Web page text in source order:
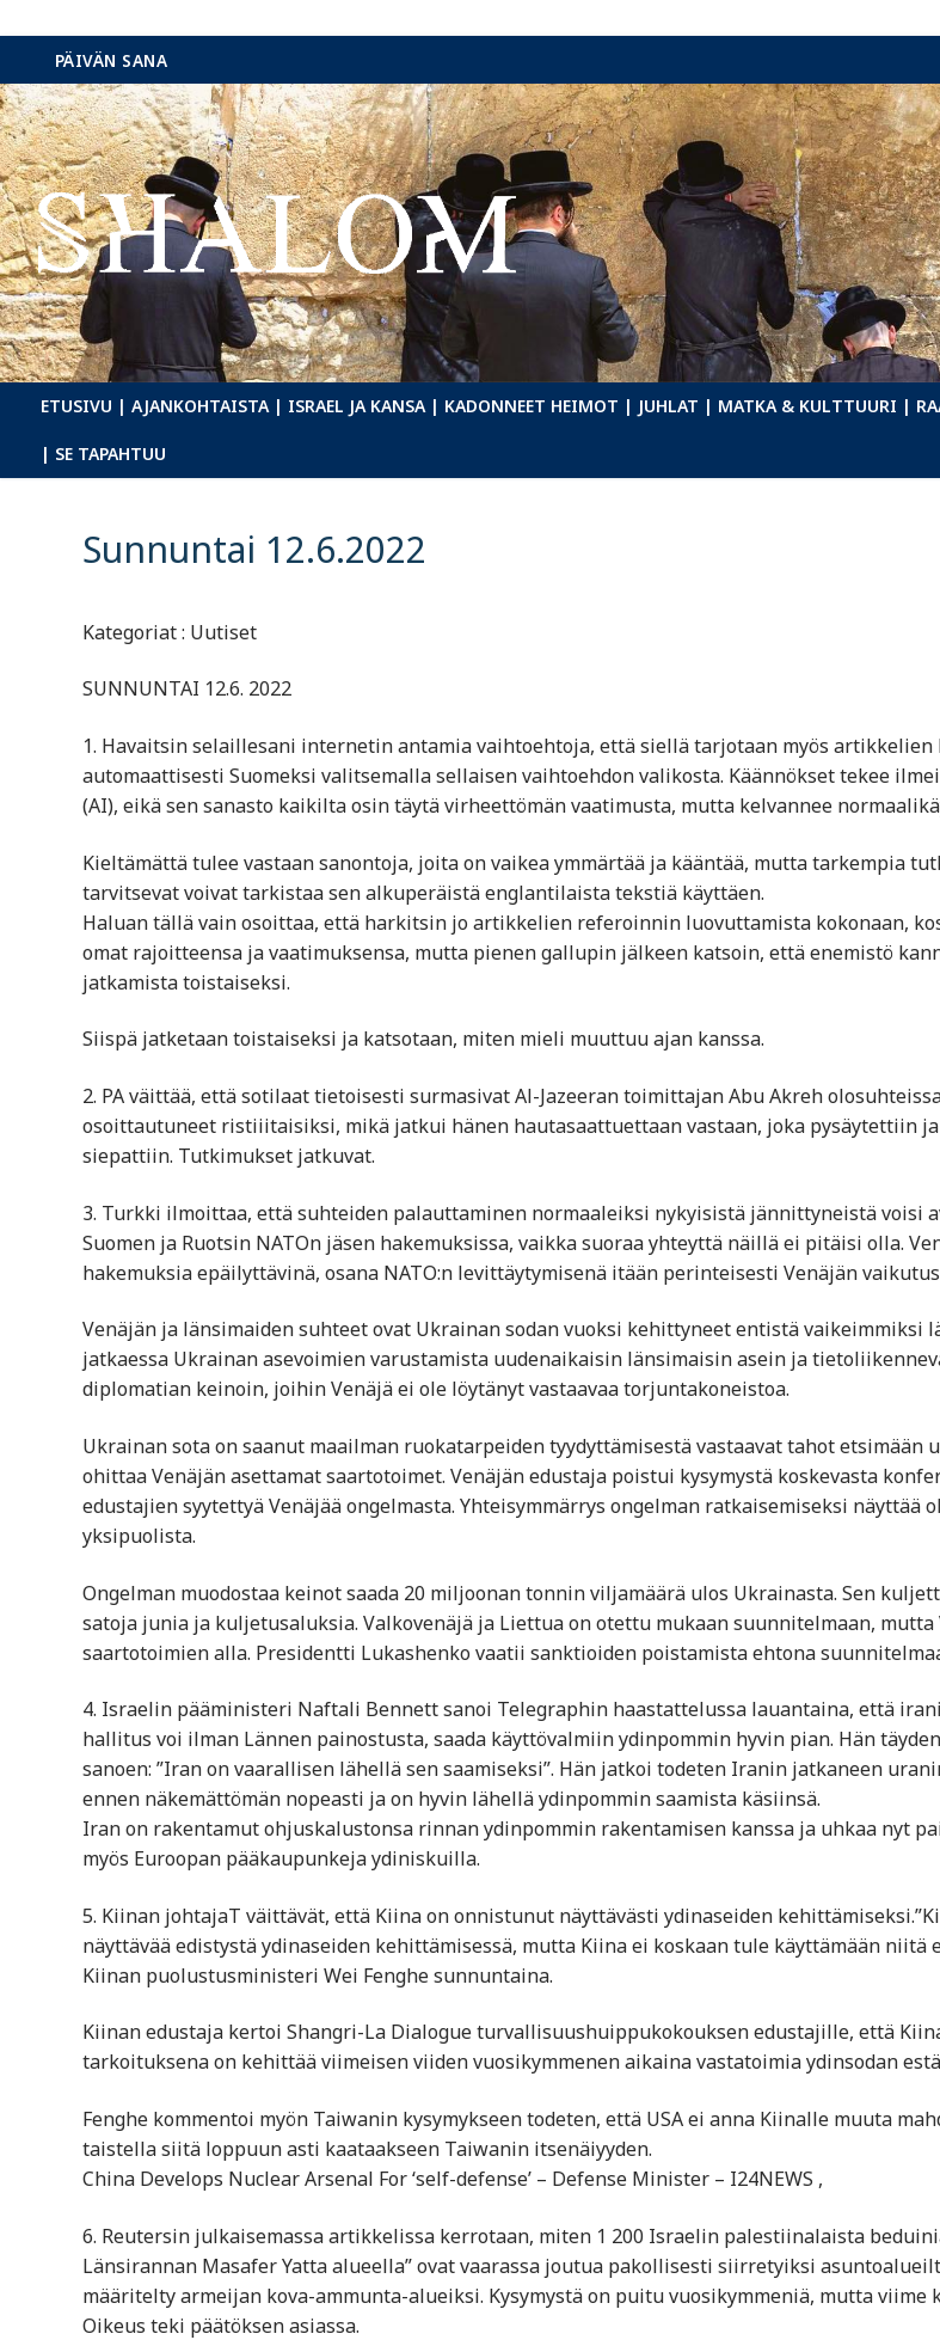
Hyppää
sisältöön
PÄIVÄN SANA
ETUSIVU | AJANKOHTAISTA | ISRAEL JA KANSA | KADONNEET HEIMOT | JUHLAT | MATKA & KULTTUURI |
| SE TAPAHTUU
Sunnuntai 12.6.2022
Kategoriat : Uutiset
SUNNUNTAI 12.6. 2022
1. Havaitsin selaillesani internetin antamia vaihtoehtoja, että siellä tarjotaan myös artikkelien
automaattisesti Suomeksi valitsemalla sellaisen vaihtoehdon valikosta. Käännökset tekee
(AI), eikä sen sanasto kaikilta osin täytä virheettömän vaatimusta, mutta kelvannee
Kieltämättä tulee vastaan sanontoja, joita on vaikea ymmärtää ja kääntää, mutta tarkempia
tarvitsevat voivat tarkistaa sen alkuperäistä englantilaista tekstiä käyttäen.
Haluan tällä vain osoittaa, että harkitsin jo artikkelien referoinnin luovuttamista kokonaan,
omat rajoitteensa ja vaatimuksensa, mutta pienen gallupin jälkeen katsoin, että enemistö
jatkamista toistaiseksi.
Siispä jatketaan toistaiseksi ja katsotaan, miten mieli muuttuu ajan kanssa.
2. PA väittää, että sotilaat tietoisesti surmasivat Al-Jazeeran toimittajan Abu Akreh
osoittautuneet ristiiitaisiksi, mikä jatkui hänen hautasaattuettaan vastaan, joka pysäytettiin
siepattiin. Tutkimukset jatkuvat.
3. Turkki ilmoittaa, että suhteiden palauttaminen normaaleiksi nykyisistä jännittyneistä voisi
Suomen ja Ruotsin NATOn jäsen hakemuksissa, vaikka suoraa yhteyttä näillä ei pitäisi olla.
hakemuksia epäilyttävinä, osana NATO:n levittäytymisenä itään perinteisesti Venäjän
Venäjän ja länsimaiden suhteet ovat Ukrainan sodan vuoksi kehittyneet entistä vaikeimmiksi
jatkaessa Ukrainan asevoimien varustamista uudenaikaisin länsimaisin asein ja
diplomatian keinoin, joihin Venäjä ei ole löytänyt vastaavaa torjuntakoneistoa.
Ukrainan sota on saanut maailman ruokatarpeiden tyydyttämisestä vastaavat tahot etsimään
ohittaa Venäjän asettamat saartotoimet. Venäjän edustaja poistui kysymystä koskevasta
edustajien syytettyä Venäjää ongelmasta. Yhteisymmärrys ongelman ratkaisemiseksi näyttää
yksipuolista.
Ongelman muodostaa keinot saada 20 miljoonan tonnin viljamäärä ulos Ukrainasta. Sen
satoja junia ja kuljetusaluksia. Valkovenäjä ja Liettua on otettu mukaan suunnitelmaan, mutta
saartotoimien alla. Presidentti Lukashenko vaatii sanktioiden poistamista ehtona
4. Israelin pääministeri Naftali Bennett sanoi Telegraphin haastattelussa lauantaina, että
hallitus voi ilman Lännen painostusta, saada käyttövalmiin ydinpommin hyvin pian. Hän
sanoen: ”Iran on vaarallisen lähellä sen saamiseksi”. Hän jatkoi todeten Iranin jatkaneen
ennen näkemättömän nopeasti ja on hyvin lähellä ydinpommin saamista käsiinsä.
Iran on rakentamut ohjuskalustonsa rinnan ydinpommin rakentamisen kanssa ja uhkaa nyt
myös Euroopan pääkaupunkeja ydiniskuilla.
5. Kiinan johtajaT väittävät, että Kiina on onnistunut näyttävästi ydinaseiden
näyttävää edistystä ydinaseiden kehittämisessä, mutta Kiina ei koskaan tule käyttämään niitä
Kiinan puolustusministeri Wei Fenghe sunnuntaina.
Kiinan edustaja kertoi Shangri-La Dialogue turvallisuushuippukokouksen edustajille, että
tarkoituksena on kehittää viimeisen viiden vuosikymmenen aikaina vastatoimia ydinsodan
Fenghe kommentoi myön Taiwanin kysymykseen todeten, että USA ei anna Kiinalle muuta
taistella siitä loppuun asti kaataakseen Taiwanin itsenäiyyden.
China Develops Nuclear Arsenal For ‘self-defense’ – Defense Minister – I24NEWS ,
6. Reutersin julkaisemassa artikkelissa kerrotaan, miten 1 200 Israelin palestiinalaista
Länsirannan Masafer Yatta alueella” ovat vaarassa joutua pakollisesti siirretyiksi
määritelty armeijan kova-ammunta-alueiksi. Kysymystä on puitu vuosikymmeniä, mutta viime
Oikeus teki päätöksen asiassa.